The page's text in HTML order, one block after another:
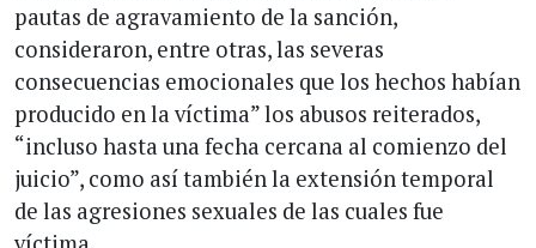
pautas de agravamiento de la sanción,
consideraron, entre otras, las severas
consecuencias emocionales que los hechos habían
producido en la víctima” los abusos reiterados,
“incluso hasta una fecha cercana al comienzo del
juicio”, como así también la extensión temporal
de las agresiones sexuales de las cuales fue